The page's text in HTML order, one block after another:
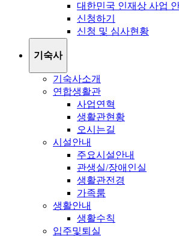
대한민국 인재상 사업
신청하기
신청 및 심사현황
기숙사
기숙사소개
연합생활관
사업연혁
생활관현황
오시는길
시설안내
주요시설안내
관생실/장애인실
생활관전경
가족룸
생활안내
생활수칙
입주및퇴실